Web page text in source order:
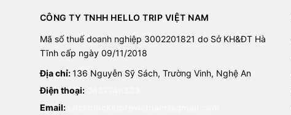
CÔNG TY TNHH HELLO TRIP VIỆT NAM
Mã số thuế doanh nghiệp 3002201821 do Sở KH&ĐT Hà
Tĩnh cấp ngày 09/11/2018
Địa chỉ:136 Nguyễn Sỹ Sách, Trường Vinh, Nghệ An
Điện thoại:
Email: